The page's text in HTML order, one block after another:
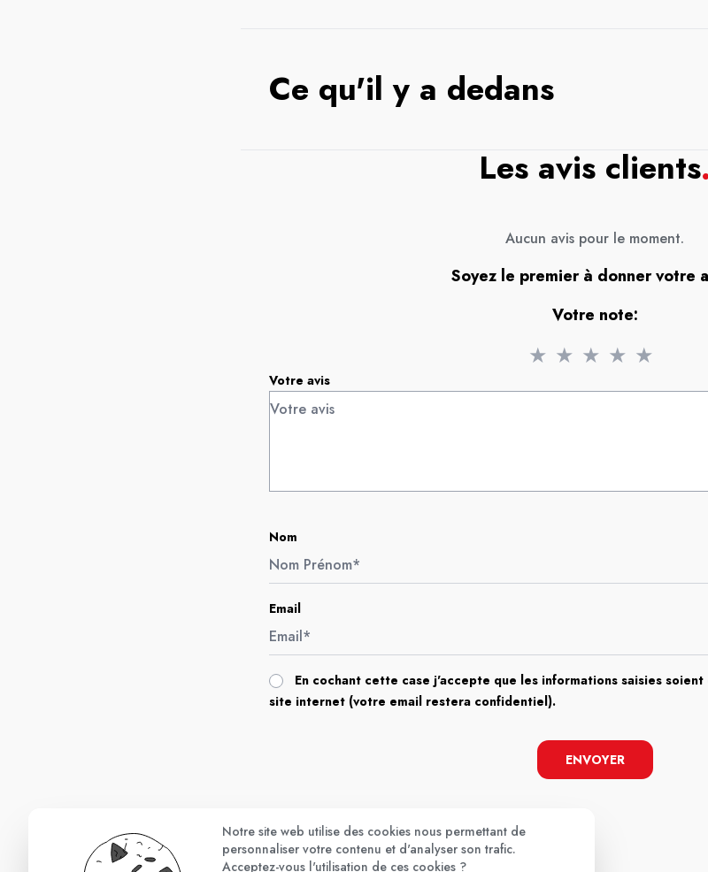
Ce qu'il y a dedans
Les avis clients.
Aucun avis pour le moment.
Soyez le premier à donner votre
Votre note:
★ ★ ★ ★ ★
Votre avis
Nom
Email
En cochant cette case j'accepte que les informations saisies
site internet (votre email restera confidentiel).
ENVOYER
Notre site web utilise des cookies nous permettant de
personnaliser votre contenu et d'analyser son trafic.
Acceptez-vous l'utilisation de ces cookies ?